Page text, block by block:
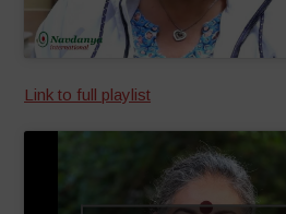
Link to full playlist